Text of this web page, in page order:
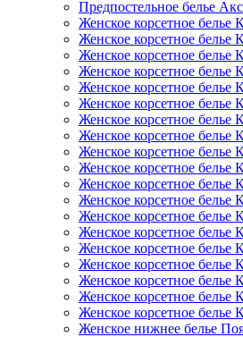
Предпостельное белье
Женское корсетное белье
Женское корсетное белье
Женское корсетное белье
Женское корсетное белье
Женское корсетное белье
Женское корсетное белье
Женское корсетное белье
Женское корсетное белье
Женское корсетное белье
Женское корсетное белье
Женское корсетное белье
Женское корсетное белье
Женское корсетное белье
Женское корсетное белье
Женское корсетное белье
Женское корсетное белье
Женское корсетное белье
Женское корсетное белье
Женское корсетное белье
Женское нижнее белье